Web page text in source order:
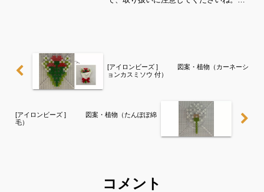
[アイロンビーズ ] 図案・植物（カーネーシ
ョンカスミソウ 付）
[アイロンビーズ ] 図案・植物（たんぽぽ綿
毛）
コメント